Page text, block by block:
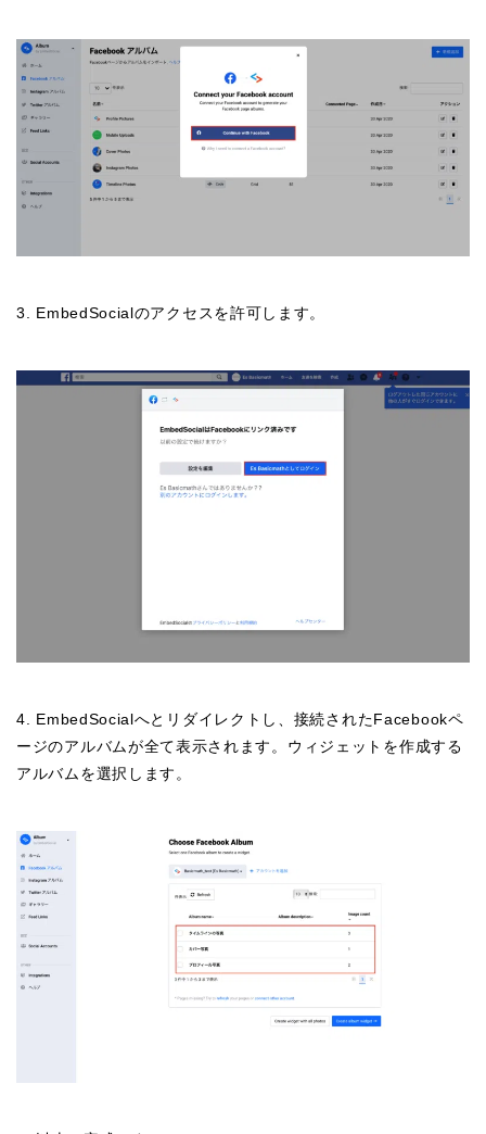
3. EmbedSocialのアクセスを許可します。
4. EmbedSocialへとリダイレクトし、接続されたFacebookペ
ージのアルバムが全て表示されます。ウィジェットを作成する
アルバムを選択します。